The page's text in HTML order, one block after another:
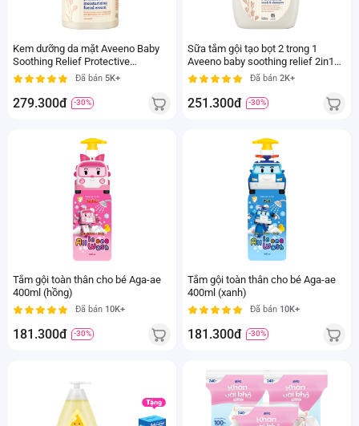
Kem dưỡng da mặt Aveeno Baby
Soothing Relief Protective
Moisturizing Facial Cream 48g
Đã bán 5K+
279.300đ -30%
Sữa tắm gội tạo bọt 2 trong 1
Aveeno baby soothing relief 2in1
foaming wash & shampoo 400ml
Đã bán 2K+
251.300đ -30%
Tắm gội toàn thân cho bé Aga-ae
400ml (hồng)
Đã bán 10K+
181.300đ -30%
Tắm gội toàn thân cho bé Aga-ae
400ml (xanh)
Đã bán 10K+
181.300đ -30%